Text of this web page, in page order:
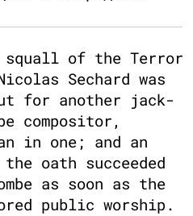
squall of the Terror
Sechard was
for another jack-
compositor,
in one; and an
oath succeeded
as soon as the
public worship.